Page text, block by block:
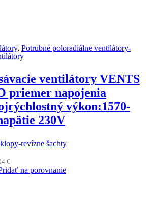
revízne šachty
, Potrubné poloradiálne ventilátory-
ventilátory VENTS
priemer napojenia
výkon:1570-
230V
€
na porovnanie